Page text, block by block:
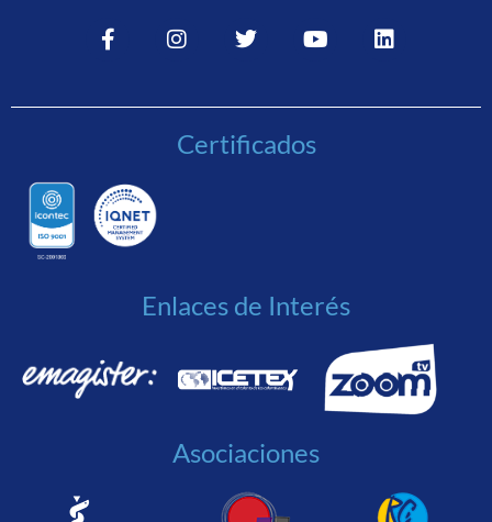
Certificados
Enlaces de Interés
Asociaciones